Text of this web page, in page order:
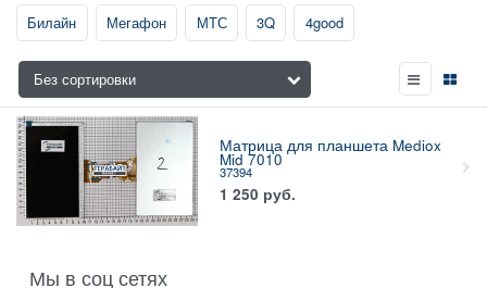
Билайн Мегафон МТС 3Q 4good
Матрица для планшета Mediox
Mid 7010
37394
1 250 руб.
Мы в соц сетях